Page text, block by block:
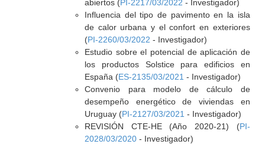
abiertos (PI-2217/03/2022 - Investigador)
Influencia del tipo de pavimento en la isla
de calor urbana y el confort en exteriores
(PI-2260/03/2022 - Investigador)
Estudio sobre el potencial de aplicación de
los productos Solstice para edificios en
España (ES-2135/03/2021 - Investigador)
Convenio para modelo de cálculo de
desempeño energético de viviendas en
Uruguay (PI-2127/03/2021 - Investigador)
REVISIÓN CTE-HE (Año 2020-21) (PI-
2028/03/2020- Investigador)